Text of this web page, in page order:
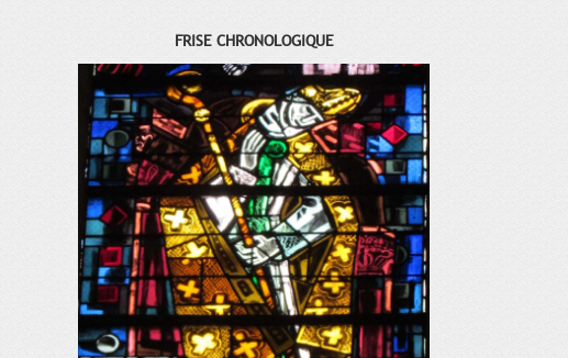
FRISE CHRONOLOGIQUE